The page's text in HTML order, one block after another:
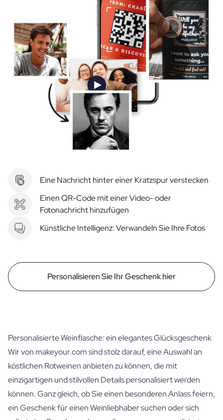
Eine Nachricht hinter einer Kratzspur verstecken
Einen QR-Code mit einer Video- oder
Fotonachricht hinzufügen
Künstliche Intelligenz: Verwandeln Sie Ihre Fotos
Personalisieren Sie Ihr Geschenk hier
Personalisierte Weinflasche: ein elegantes Glücksgeschenk
Wir von makeyour.com sind stolz darauf, eine Auswahl an
köstlichen Rotweinen anbieten zu können, die mit
einzigartigen und stilvollen Details personalisiert werden
können. Ganz gleich, ob Sie einen besonderen Anlass feiern,
ein Geschenk für einen Weinliebhaber suchen oder sich